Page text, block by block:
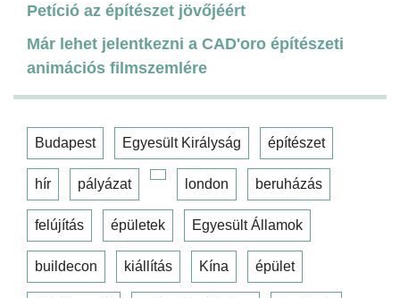
Petíció az építészet jövőjéért
Már lehet jelentkezni a CAD'oro építészeti
animációs filmszemlére
Budapest Egyesült Királyság építészet
hír pályázat london beruházás
felújítás épületek Egyesült Államok
buildecon kiállítás Kína épület